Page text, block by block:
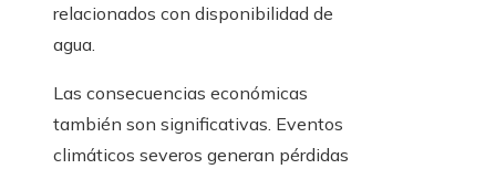
relacionados con disponibilidad de
agua.
Las consecuencias económicas
también son significativas. Eventos
climáticos severos generan pérdidas